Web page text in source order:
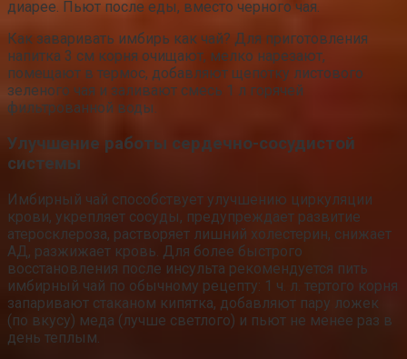
диарее. Пьют после еды, вместо черного чая.
Как заваривать имбирь как чай? Для приготовления
напитка 3 см корня очищают, мелко нарезают,
помещают в термос, добавляют щепотку листового
зеленого чая и заливают смесь 1 л горячей
фильтрованной воды.
Улучшение работы сердечно-сосудистой
системы
Имбирный чай способствует улучшению циркуляции
крови, укрепляет сосуды, предупреждает развитие
атеросклероза, растворяет лишний холестерин, снижает
АД, разжижает кровь. Для более быстрого
восстановления после инсульта рекомендуется пить
имбирный чай по обычному рецепту: 1 ч. л. тертого корня
запаривают стаканом кипятка, добавляют пару ложек
(по вкусу) меда (лучше светлого) и пьют не менее раз в
день теплым.